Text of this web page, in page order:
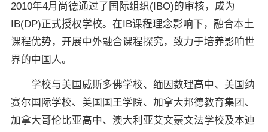
2010年4月尚德通过了国际组织(IBO)的审核，成为
IB(DP)正式授权学校。在IB课程理念影响下，融合本土
课程优势，开展中外融合课程探究，致力于培养影响世
界的中国人。
学校与美国威斯多佛学校、缅因数理高中、美国纳
赛尔国际学校、美国国王学院、加拿大邦德教育集团、
加拿大哥伦比亚高中、澳大利亚艾文豪文法学校及本迪